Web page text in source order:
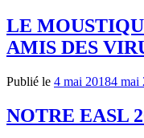
LE
AMIS DES
Publié le 4 mai 20184 mai
NOTRE EASL